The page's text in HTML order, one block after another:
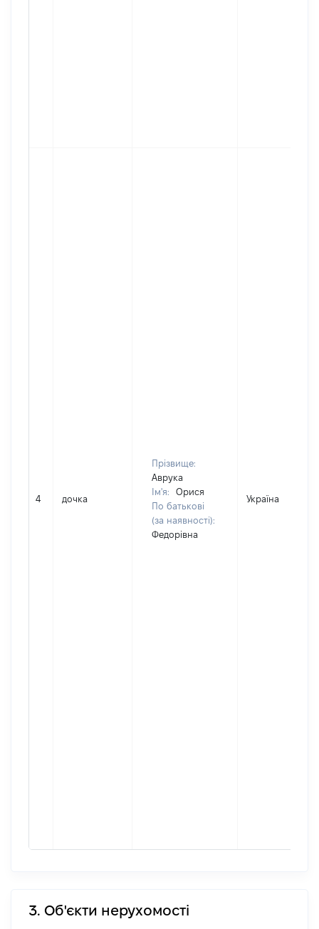
4 дочка
Прізвище:
Аврука
Ім'я:
Орися
По батькові
(за наявності):
Федорівна
Україна
3. Об'єкти нерухомості